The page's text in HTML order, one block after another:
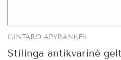
GINTARO APYRANKĖS
Stilinga antikvarinė